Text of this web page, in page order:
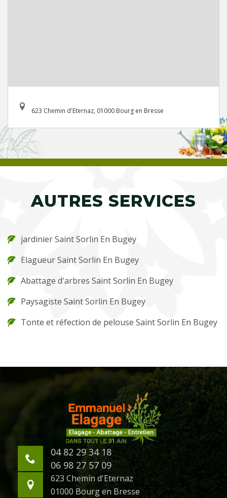
623 Chemin d'Eternaz, 01000 Bourg en Bresse
AUTRES SERVICES
jardinier Saint Sorlin En Bugey
Elagueur Saint Sorlin En Bugey
Abattage d'arbres Saint Sorlin En Bugey
Paysagiste Saint Sorlin En Bugey
Tonte et réfection de pelouse Saint Sorlin En Bugey
04 82 29 34 18
06 98 27 57 09
623 Chemin d'Eternaz
01000 Bourg en Bresse